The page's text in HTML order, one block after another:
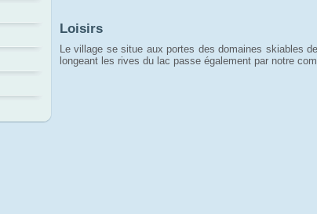
Loisirs
Le village se situe aux portes des domaines skiables
longeant les rives du lac passe également par notre